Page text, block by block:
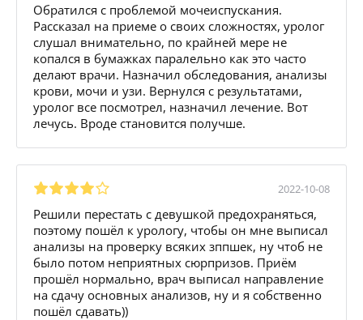
Обратился с проблемой мочеиспускания.
Рассказал на приеме о своих сложностях, уролог
слушал внимательно, по крайней мере не
копался в бумажках паралельно как это часто
делают врачи. Назначил обследования, анализы
крови, мочи и узи. Вернулся с результатами,
уролог все посмотрел, назначил лечение. Вот
лечусь. Вроде становится получше.
2022-10-08
Решили перестать с девушкой предохраняться,
поэтому пошёл к урологу, чтобы он мне выписал
анализы на проверку всяких зппшек, ну чтоб не
было потом неприятных сюрпризов. Приём
прошёл нормально, врач выписал направление
на сдачу основных анализов, ну и я собственно
пошёл сдавать))